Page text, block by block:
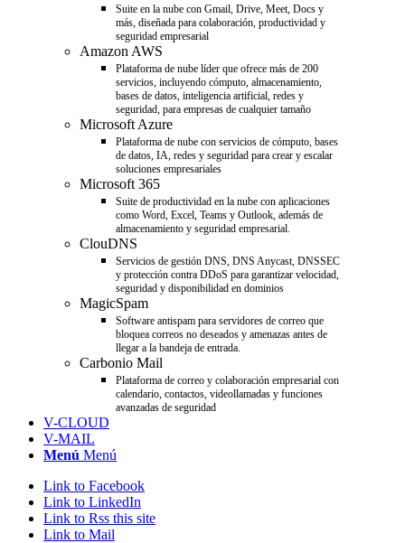
Suite en la nube con Gmail, Drive, Meet, Docs y
más, diseñada para colaboración, productividad y
seguridad empresarial
Amazon AWS
Plataforma de nube líder que ofrece más de 200
servicios, incluyendo cómputo, almacenamiento,
bases de datos, inteligencia artificial, redes y
seguridad, para empresas de cualquier tamaño
Microsoft Azure
Plataforma de nube con servicios de cómputo, bases
de datos, IA, redes y seguridad para crear y escalar
soluciones empresariales
Microsoft 365
Suite de productividad en la nube con aplicaciones
como Word, Excel, Teams y Outlook, además de
almacenamiento y seguridad empresarial.
ClouDNS
Servicios de gestión DNS, DNS Anycast, DNSSEC
y protección contra DDoS para garantizar velocidad,
seguridad y disponibilidad en dominios
MagicSpam
Software antispam para servidores de correo que
bloquea correos no deseados y amenazas antes de
llegar a la bandeja de entrada.
Carbonio Mail
Plataforma de correo y colaboración empresarial con
calendario, contactos, videollamadas y funciones
avanzadas de seguridad
V-CLOUD
V-MAIL
Menú Menú
Link to Facebook
Link to LinkedIn
Link to Rss this site
Link to Mail